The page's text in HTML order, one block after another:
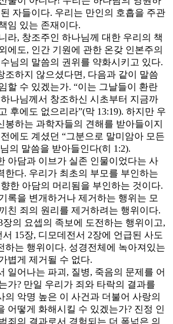
자들이다. 우리는 만인의 호흡을 주관
임 있는 존재이다.
라, 창조주인 하나님께 대한 우리의 책
에도, 인간 기원에 관한 온갖 인본주의
님의 말씀의 권위를 약화시키고 있다.
조하지 않으셨다면, 다음과 같이 말씀
할 수 있겠는가. “이는 그날들이 환란
나님께서 창조하신 시초부터 지금까
후에도 없으리라”(막 13:19). 하지만 우
봉하는 과학자들의 견해를 받아들이지
에도 계셨던 “그분으로 말미암아 모든
의 말씀을 받아들인다(히 1:2).
아담과 이브가 실존 인물이었다는 사
한다. 우리가 최초의 부모를 부인하는
한 아담의 머리됨을 부인하는 것이다.
록을 변개하거나 제거하는 행위는 모
친 죄의 원리를 제거하려는 행위이다.
의 요셉의 족보에 도전하는 행위이고,
15장, 디모데전서 2장에 언급된 사도
하는 행위이다. 성경전체에 녹아져있는
볍게 제거될 수 없다.
일어나는 파괴, 질병, 죽음의 문제를 어
가? 만일 우리가 죄와 타락의 결과를
의 악명 높은 이 사건과 더불어 사랑의
어떻게 화해시킬 수 있겠는가? 진정 인
죄의 결과로서 경험되는 더 폭넓은 의